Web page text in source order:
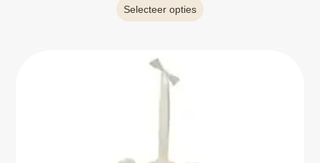
Selecteer opties